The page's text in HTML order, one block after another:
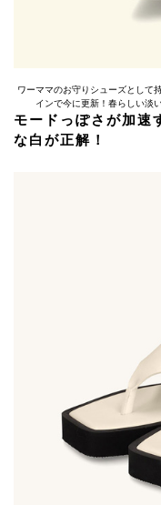
ワーママのお守りシューズとして
インで今に更新！春らしい淡
モードっぽさが加速
な白が正解！